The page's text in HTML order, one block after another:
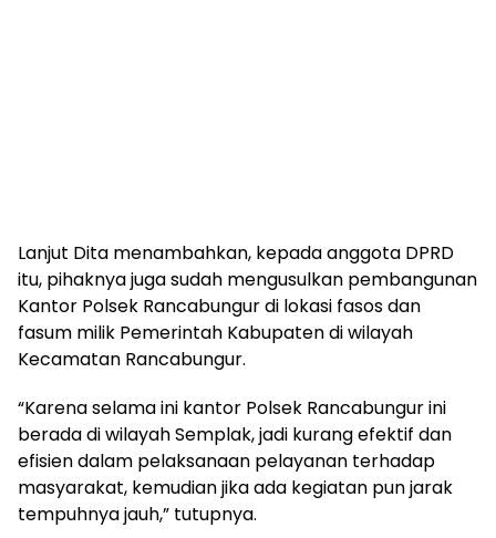
Lanjut Dita menambahkan, kepada anggota DPRD
itu, pihaknya juga sudah mengusulkan pembangunan
Kantor Polsek Rancabungur di lokasi fasos dan
fasum milik Pemerintah Kabupaten di wilayah
Kecamatan Rancabungur.
“Karena selama ini kantor Polsek Rancabungur ini
berada di wilayah Semplak, jadi kurang efektif dan
efisien dalam pelaksanaan pelayanan terhadap
masyarakat, kemudian jika ada kegiatan pun jarak
tempuhnya jauh,” tutupnya.